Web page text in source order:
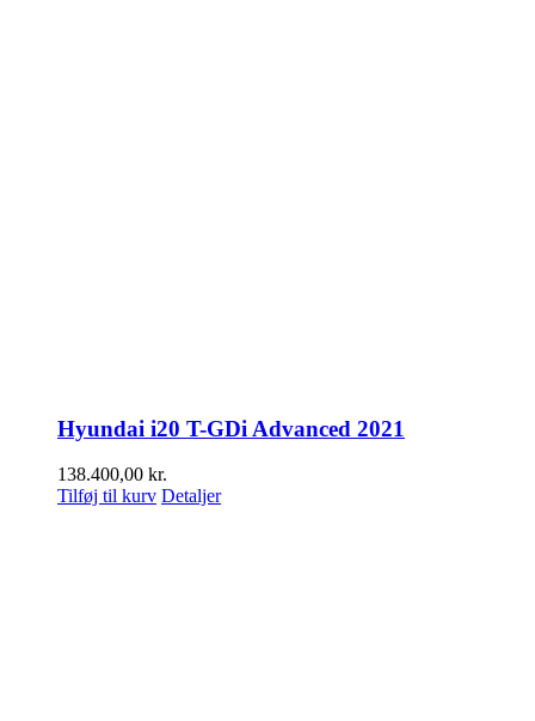
Hyundai i20 T-GDi Advanced 2021
138.400,00 kr.
Tilføj til kurv Detaljer